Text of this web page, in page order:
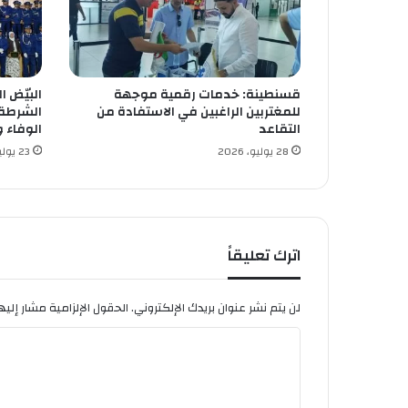
ا
ي
ة
س
ك
ي
ك
د
قسنطينة: خدمات رقمية موجهة
للمغتربين الراغبين في الاستفادة من
التقاعد
28 يوليو، 2026
البيّض
23 يوليو، 2026
اترك تعليقاً
لن يتم نشر عنوان بريدك الإلكتروني.الحقول الإلزامية مشار